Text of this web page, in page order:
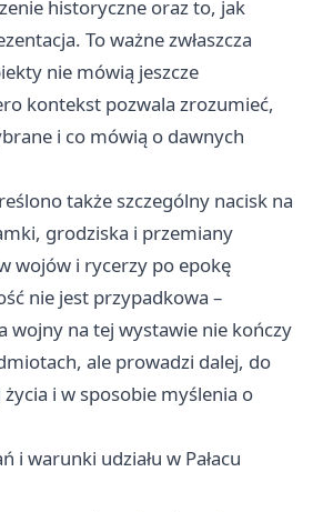
historyczne oraz to, jak
To ważne zwłaszcza
nie mówią jeszcze
kontekst pozwala zrozumieć,
i co mówią o dawnych
także szczególny nacisk na
grodziska i przemiany
wojów i rycerzy po epokę
nie jest przypadkowa –
wojny na tej wystawie nie kończy
ale prowadzi dalej, do
i w sposobie myślenia o
i warunki udziału w Pałacu